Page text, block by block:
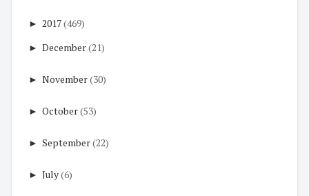
► 2017(469)
► December(21)
► November(30)
► October(53)
► September(22)
► July(6)